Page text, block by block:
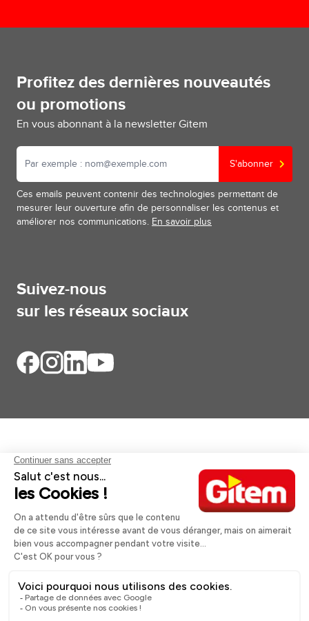
Profitez des dernières nouveautés
ou promotions
En vous abonnant à la newsletter Gitem
S'abonner
Ces emails peuvent contenir des technologies permettant de
mesurer leur ouverture afin de personnaliser les contenus et
améliorer nos communications. En savoir plus
Suivez-nous
sur les réseaux sociaux
Aides et informations
Services
Informations légales
A propos
Nos magasins